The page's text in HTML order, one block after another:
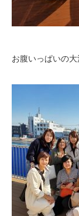
お腹いっぱいの